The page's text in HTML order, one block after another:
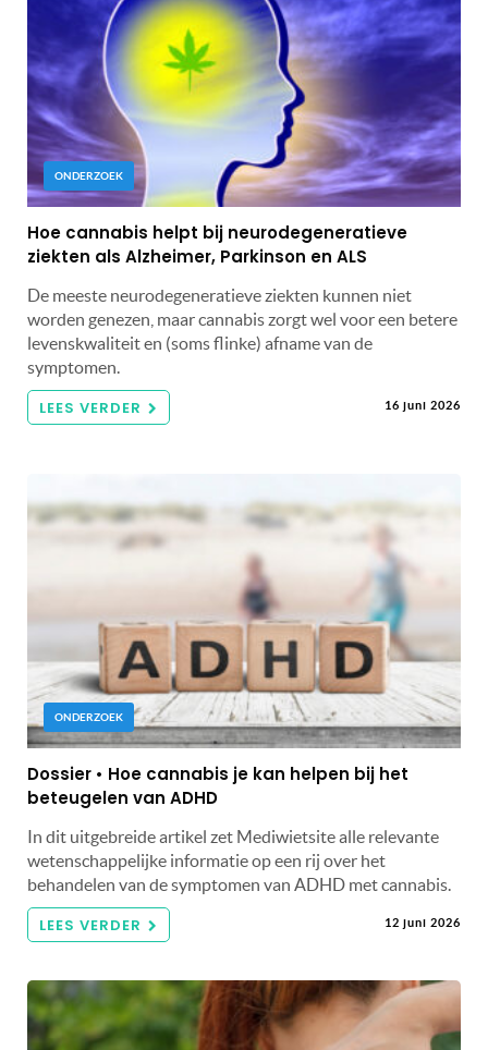
ONDERZOEK
Hoe cannabis helpt bij neurodegeneratieve
ziekten als Alzheimer, Parkinson en ALS
De meeste neurodegeneratieve ziekten kunnen niet
worden genezen, maar cannabis zorgt wel voor een betere
levenskwaliteit en (soms flinke) afname van de
symptomen.
LEES VERDER 16 juni 2026
ONDERZOEK
Dossier • Hoe cannabis je kan helpen bij het
beteugelen van ADHD
In dit uitgebreide artikel zet Mediwietsite alle relevante
wetenschappelijke informatie op een rij over het
behandelen van de symptomen van ADHD met cannabis.
LEES VERDER 12 juni 2026